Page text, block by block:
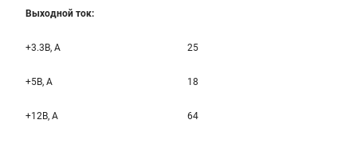
Выходной ток:
+3.3B, А 25
+5B, А 18
+12B, A 64